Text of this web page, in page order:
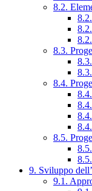
8.2.
8.3.
8.4.
8.5.
9. Sviluppo
9.1.